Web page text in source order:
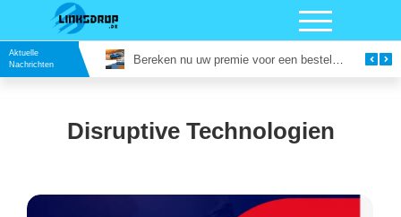
Aktuelle
Nachrichten
Disruptive Technologien